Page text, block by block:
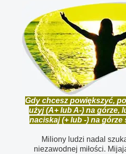
Gdy chcesz powiększyć,
użyj (A+ lub A-) na górze,
naciskaj (+ lub -) na
Miliony ludzi nadal
niezawodnej miłości.